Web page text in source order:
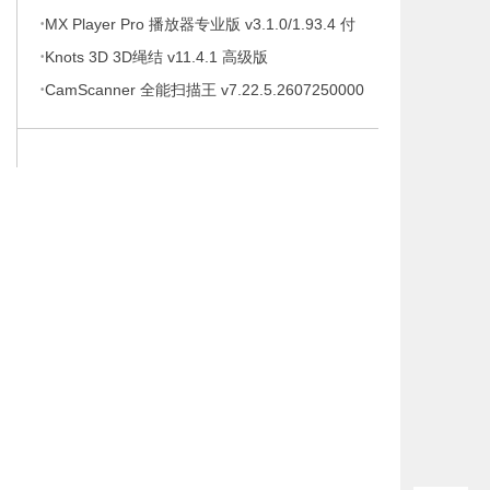
待办事项、时间管理软件，解锁专业版
·MX Player Pro 播放器专业版 v3.1.0/1.93.4 付
费专业版
·Knots 3D 3D绳结 v11.4.1 高级版
·CamScanner 全能扫描王 v7.22.5.2607250000